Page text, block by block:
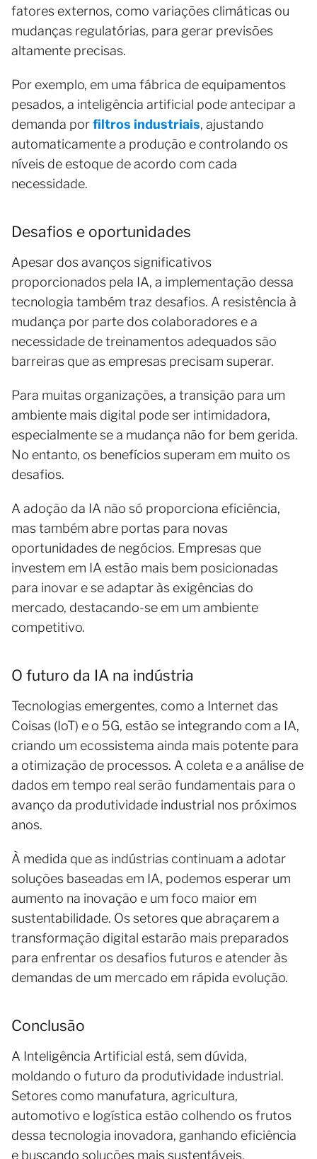
fatores externos, como variações climáticas ou
mudanças regulatórias, para gerar previsões
altamente precisas.
Por exemplo, em uma fábrica de equipamentos
pesados, a inteligência artificial pode antecipar a
demanda porfiltros industriais, ajustando
automaticamente a produção e controlando os
níveis de estoque de acordo com cada
necessidade.
Desafios e oportunidades
Apesar dos avanços significativos
proporcionados pela IA, a implementação dessa
tecnologia também traz desafios. A resistência à
mudança por parte dos colaboradores e a
necessidade de treinamentos adequados são
barreiras que as empresas precisam superar.
Para muitas organizações, a transição para um
ambiente mais digital pode ser intimidadora,
especialmente se a mudança não for bem gerida.
No entanto, os benefícios superam em muito os
desafios.
A adoção da IA não só proporciona eficiência,
mas também abre portas para novas
oportunidades de negócios. Empresas que
investem em IA estão mais bem posicionadas
para inovar e se adaptar às exigências do
mercado, destacando-se em um ambiente
competitivo.
O futuro da IA na indústria
Tecnologias emergentes, como a Internet das
Coisas (IoT) e o 5G, estão se integrando com a IA,
criando um ecossistema ainda mais potente para
a otimização de processos. A coleta e a análise de
dados em tempo real serão fundamentais para o
avanço da produtividade industrial nos próximos
anos.
À medida que as indústrias continuam a adotar
soluções baseadas em IA, podemos esperar um
aumento na inovação e um foco maior em
sustentabilidade. Os setores que abraçarem a
transformação digital estarão mais preparados
para enfrentar os desafios futuros e atender às
demandas de um mercado em rápida evolução.
Conclusão
A Inteligência Artificial está, sem dúvida,
moldando o futuro da produtividade industrial.
Setores como manufatura, agricultura,
automotivo e logística estão colhendo os frutos
dessa tecnologia inovadora, ganhando eficiência
e buscando soluções mais sustentáveis.